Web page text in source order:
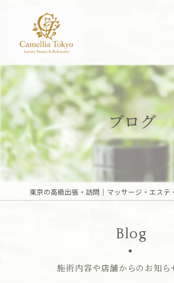
ブログ
Blog
施術内容や店舗からのお知ら